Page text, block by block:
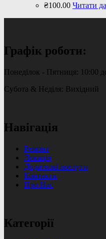
₴100.00 Читати
Графік роботи:
Понеділок - Пятниця: 10:00
Субота & Неділя: Вихідний
Навігація
Ремонт
Локація
Додаткові послуги
Контакти
Про Нас
Категорії